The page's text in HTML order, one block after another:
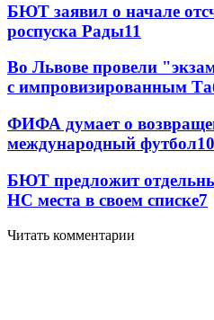
БЮТ заявил о начале
роспуска Рады11
Во Львове провели
с импровизированным
ФИФА думает о
международный футбол10
БЮТ предложит
НС места в своем списке7
Читать комментарии